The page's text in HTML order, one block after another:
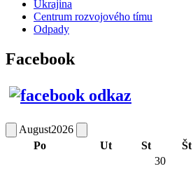
Ukrajina
Centrum rozvojového tímu
Odpady
Facebook
August2026
Po
Ut St Št
30